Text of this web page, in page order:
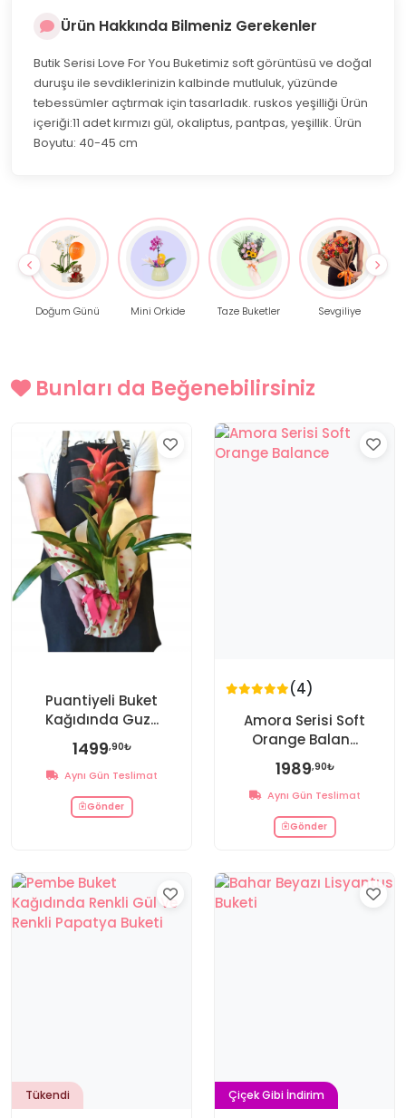
Ürün Hakkında Bilmeniz Gerekenler
Butik Serisi Love For You Buketimiz soft görüntüsü ve doğal
duruşu ile sevdiklerinizin kalbinde mutluluk, yüzünde
tebessümler açtırmak için tasarladık. ruskos yeşilliği Ürün
içeriği:11 adet kırmızı gül, okaliptus, pantpas, yeşillik. Ürün
Boyutu: 40-45 cm
Doğum Günü Mini Orkide Taze Buketler Sevgiliye
Bunları da Beğenebilirsiniz
Puantiyeli Buket
Kağıdında Guz...
1499,90₺
Aynı Gün Teslimat
Gönder
(4)
Amora Serisi Soft
Orange Balan...
1989,90₺
Aynı Gün Teslimat
Gönder
Tükendi Çiçek Gibi İndirim